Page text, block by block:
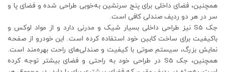
همچنین، فضای داخلی برای پنج سرنشین به‌خوبی طراحی شده و فضای پا و
سر در هر دو ردیف صندلی کافی است.
جک S5 نیز طراحی داخلی بسیار شیک و مدرنی دارد و از مواد لوکس و
باکیفیت برای ساخت کابین خود استفاده کرده است. این خودرو از صفحه
نمایش بزرگ، سیستم صوتی با کیفیت و صندلی‌های راحت بهره‌مند است.
همچنین، جک S5 در طراحی خود به راحتی و فضای بیشتر توجه کرده